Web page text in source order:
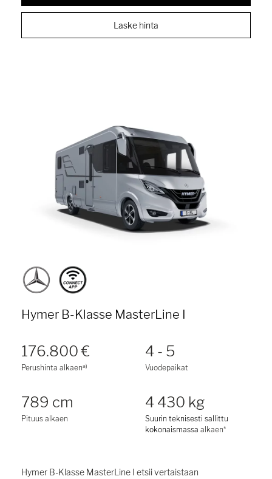
Laske hinta
Hymer B-Klasse MasterLine I
176.800 €
Perushinta alkaena)
4 - 5
Vuodepaikat
789 cm
Pituus alkaen
4 430 kg
Suurin teknisesti sallittu
kokonaismassa alkaen*
Hymer B-Klasse MasterLine I etsii vertaistaan